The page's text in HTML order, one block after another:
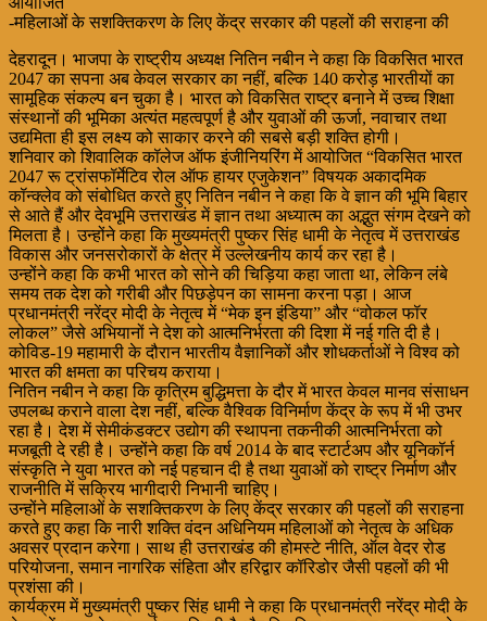
-महिलाओं के सशक्तिकरण के लिए केंद्र सरकार की पहलों की सराहना की
देहरादून। भाजपा के राष्ट्रीय अध्यक्ष नितिन नबीन ने कहा कि विकसित भारत
2047 का सपना अब केवल सरकार का नहीं, बल्कि 140 करोड़ भारतीयों का
सामूहिक संकल्प बन चुका है। भारत को विकसित राष्ट्र बनाने में उच्च शिक्षा
संस्थानों की भूमिका अत्यंत महत्वपूर्ण है और युवाओं की ऊर्जा, नवाचार तथा
उद्यमिता ही इस लक्ष्य को साकार करने की सबसे बड़ी शक्ति होगी।
शनिवार को शिवालिक कॉलेज ऑफ इंजीनियरिंग में आयोजित “विकसित भारत
2047 रू ट्रांसफॉर्मेटिव रोल ऑफ हायर एजुकेशन” विषयक अकादमिक
कॉन्क्लेव को संबोधित करते हुए नितिन नबीन ने कहा कि वे ज्ञान की भूमि बिहार
से आते हैं और देवभूमि उत्तराखंड में ज्ञान तथा अध्यात्म का अद्भुत संगम देखने को
मिलता है। उन्होंने कहा कि मुख्यमंत्री पुष्कर सिंह धामी के नेतृत्व में उत्तराखंड
विकास और जनसरोकारों के क्षेत्र में उल्लेखनीय कार्य कर रहा है।
उन्होंने कहा कि कभी भारत को सोने की चिड़िया कहा जाता था, लेकिन लंबे
समय तक देश को गरीबी और पिछड़ेपन का सामना करना पड़ा। आज
प्रधानमंत्री नरेंद्र मोदी के नेतृत्व में “मेक इन इंडिया” और “वोकल फॉर
लोकल” जैसे अभियानों ने देश को आत्मनिर्भरता की दिशा में नई गति दी है।
कोविड-19 महामारी के दौरान भारतीय वैज्ञानिकों और शोधकर्ताओं ने विश्व को
भारत की क्षमता का परिचय कराया।
नितिन नबीन ने कहा कि कृत्रिम बुद्धिमत्ता के दौर में भारत केवल मानव संसाधन
उपलब्ध कराने वाला देश नहीं, बल्कि वैश्विक विनिर्माण केंद्र के रूप में भी उभर
रहा है। देश में सेमीकंडक्टर उद्योग की स्थापना तकनीकी आत्मनिर्भरता को
मजबूती दे रही है। उन्होंने कहा कि वर्ष 2014 के बाद स्टार्टअप और यूनिकॉर्न
संस्कृति ने युवा भारत को नई पहचान दी है तथा युवाओं को राष्ट्र निर्माण और
राजनीति में सक्रिय भागीदारी निभानी चाहिए।
उन्होंने महिलाओं के सशक्तिकरण के लिए केंद्र सरकार की पहलों की सराहना
करते हुए कहा कि नारी शक्ति वंदन अधिनियम महिलाओं को नेतृत्व के अधिक
अवसर प्रदान करेगा। साथ ही उत्तराखंड की होमस्टे नीति, ऑल वेदर रोड
परियोजना, समान नागरिक संहिता और हरिद्वार कॉरिडोर जैसी पहलों की भी
प्रशंसा की।
कार्यक्रम में मुख्यमंत्री पुष्कर सिंह धामी ने कहा कि प्रधानमंत्री नरेंद्र मोदी के